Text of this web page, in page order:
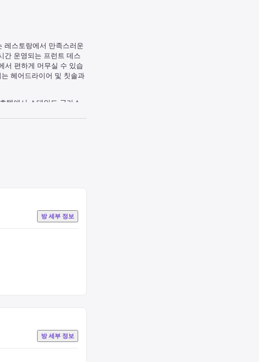
레스토랑에서 만족스러운
간 운영되는 프런트 데스
서 편하게 머무실 수 있습
헤어드라이어 및 칫솔과
텔에서 스테인드 글라스
방 세부 정보
방 세부 정보